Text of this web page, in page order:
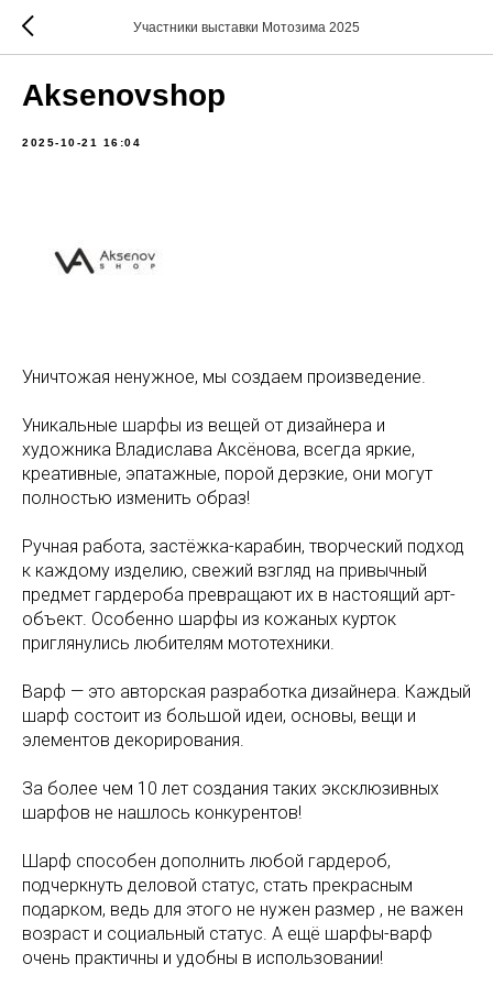
Участники выставки Мотозима 2025
Aksenovshop
2025-10-21 16:04
Уничтожая ненужное, мы создаем произведение.
Уникальные шарфы из вещей от дизайнера и
художника Владислава Аксёнова, всегда яркие,
креативные, эпатажные, порой дерзкие, они могут
полностью изменить образ!
Ручная работа, застëжка-карабин, творческий подход
к каждому изделию, свежий взгляд на привычный
предмет гардероба превращают их в настоящий арт-
объект. Особенно шарфы из кожаных курток
приглянулись любителям мототехники.
Варф — это авторская разработка дизайнера. Каждый
шарф состоит из большой идеи, основы, вещи и
элементов декорирования.
За более чем 10 лет создания таких эксклюзивных
шарфов не нашлось конкурентов!
Шарф способен дополнить любой гардероб,
подчеркнуть деловой статус, стать прекрасным
подарком, ведь для этого не нужен размер , не важен
возраст и социальный статус. А ещё шарфы-варф
очень практичны и удобны в использовании!